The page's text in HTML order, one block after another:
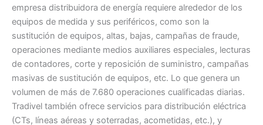
empresa distribuidora de energía requiere alrededor de los
equipos de medida y sus periféricos, como son la
sustitución de equipos, altas, bajas, campañas de fraude,
operaciones mediante medios auxiliares especiales, lecturas
de contadores, corte y reposición de suministro, campañas
masivas de sustitución de equipos, etc. Lo que genera un
volumen de más de 7.680 operaciones cualificadas diarias.
Tradivel también ofrece servicios para distribución eléctrica
(CTs, líneas aéreas y soterradas, acometidas, etc.), y